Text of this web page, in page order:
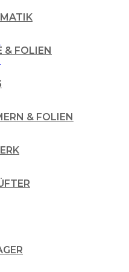
& FOLIEN
& FOLIEN